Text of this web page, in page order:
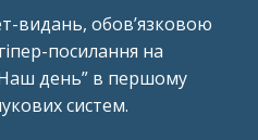
видань, обов’язковою
посилання на
день” в першому
систем.